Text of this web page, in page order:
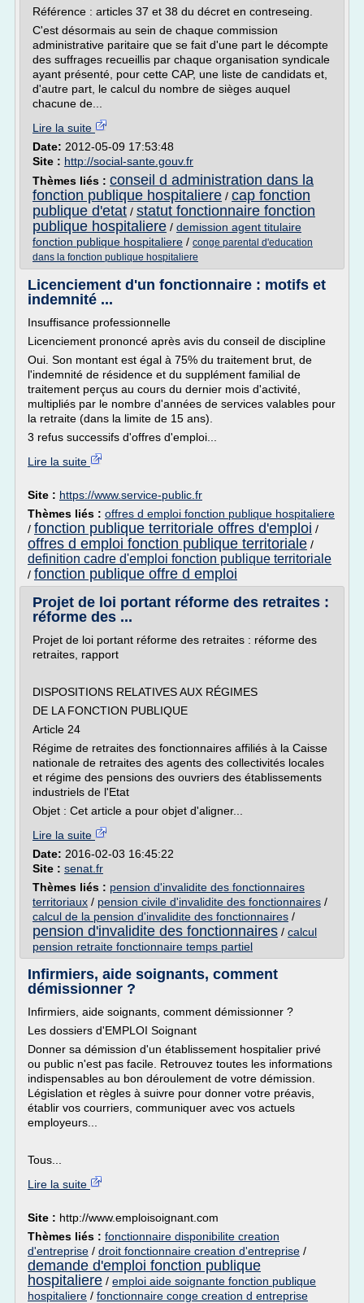
Référence : articles 37 et 38 du décret en contreseing.
C'est désormais au sein de chaque commission
administrative paritaire que se fait d'une part le décompte
des suffrages recueillis par chaque organisation syndicale
ayant présenté, pour cette CAP, une liste de candidats et,
d'autre part, le calcul du nombre de sièges auquel
chacune de...
Lire la suite
Date: 2012-05-09 17:53:48
Site : http://social-sante.gouv.fr
Thèmes liés : conseil d administration dans la
fonction publique hospitaliere / cap fonction
publique d'etat / statut fonctionnaire fonction
publique hospitaliere / demission agent titulaire
fonction publique hospitaliere / conge parental d'education
dans la fonction publique hospitaliere
Licenciement d'un fonctionnaire : motifs et
indemnité ...
Insuffisance professionnelle
Licenciement prononcé après avis du conseil de discipline
Oui. Son montant est égal à 75% du traitement brut, de
l'indemnité de résidence et du supplément familial de
traitement perçus au cours du dernier mois d'activité,
multipliés par le nombre d'années de services valables pour
la retraite (dans la limite de 15 ans).
3 refus successifs d'offres d'emploi...
Lire la suite
Site : https://www.service-public.fr
Thèmes liés : offres d emploi fonction publique hospitaliere
/ fonction publique territoriale offres d'emploi /
offres d emploi fonction publique territoriale /
definition cadre d'emploi fonction publique territoriale
/ fonction publique offre d emploi
Projet de loi portant réforme des retraites :
réforme des ...
Projet de loi portant réforme des retraites : réforme des
retraites, rapport
DISPOSITIONS RELATIVES AUX RÉGIMES
DE LA FONCTION PUBLIQUE
Article 24
Régime de retraites des fonctionnaires affiliés à la Caisse
nationale de retraites des agents des collectivités locales
et régime des pensions des ouvriers des établissements
industriels de l'Etat
Objet : Cet article a pour objet d'aligner...
Lire la suite
Date: 2016-02-03 16:45:22
Site : senat.fr
Thèmes liés : pension d'invalidite des fonctionnaires
territoriaux / pension civile d'invalidite des fonctionnaires /
calcul de la pension d'invalidite des fonctionnaires /
pension d'invalidite des fonctionnaires / calcul
pension retraite fonctionnaire temps partiel
Infirmiers, aide soignants, comment
démissionner ?
Infirmiers, aide soignants, comment démissionner ?
Les dossiers d'EMPLOI Soignant
Donner sa démission d'un établissement hospitalier privé
ou public n'est pas facile. Retrouvez toutes les informations
indispensables au bon déroulement de votre démission.
Législation et règles à suivre pour donner votre préavis,
établir vos courriers, communiquer avec vos actuels
employeurs...
Tous...
Lire la suite
Site : http://www.emploisoignant.com
Thèmes liés : fonctionnaire disponibilite creation
d'entreprise / droit fonctionnaire creation d'entreprise /
demande d'emploi fonction publique
hospitaliere / emploi aide soignante fonction publique
hospitaliere / fonctionnaire conge creation d entreprise